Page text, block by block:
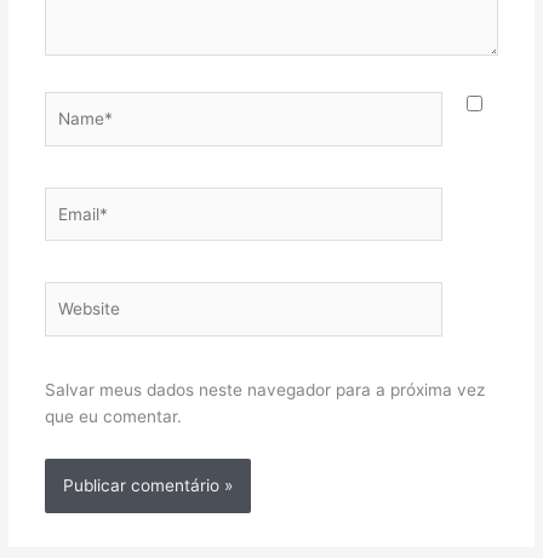
Salvar meus dados neste navegador para a próxima vez
que eu comentar.